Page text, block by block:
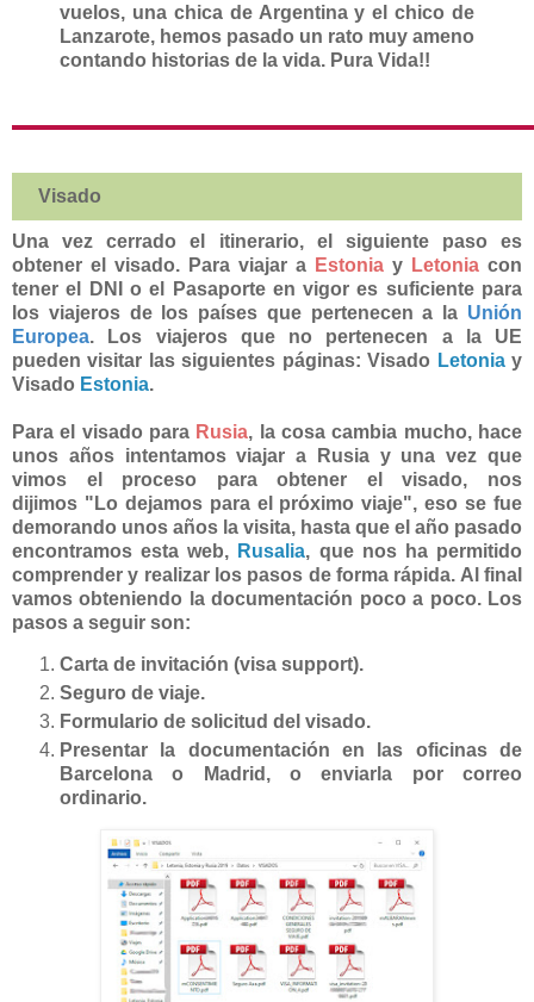
vuelos, una chica de Argentina y el chico de
Lanzarote, hemos pasado un rato muy ameno
contando historias de la vida. Pura Vida!!
Visado
Una vez cerrado el itinerario, el siguiente paso es
obtener el visado. Para viajar a Estonia y Letonia con
tener el DNI o el Pasaporte en vigor es suficiente para
los viajeros de los países que pertenecen a la Unión
Europea. Los viajeros que no pertenecen a la UE
pueden visitar las siguientes páginas: Visado Letoniay
Visado Estonia.
Para el visado para Rusia, la cosa cambia mucho, hace
unos años intentamos viajar a Rusia y una vez que
vimos el proceso para obtener el visado, nos
dijimos "Lo dejamos para el próximo viaje", eso se fue
demorando unos años la visita, hasta que el año pasado
encontramos esta web, Rusalia, que nos ha permitido
comprender y realizar los pasos de forma rápida. Al final
vamos obteniendo la documentación poco a poco. Los
pasos a seguir son:
Carta de invitación (visa support).
Seguro de viaje.
Formulario de solicitud del visado.
Presentar la documentación en las oficinas de
Barcelona o Madrid, o enviarla por correo
ordinario.